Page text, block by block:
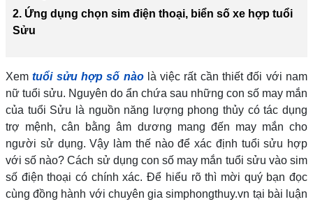
2. Ứng dụng chọn sim điện thoại, biển số xe hợp tuổi
Sửu
Xemtuổi sửu hợp số nàolà việc rất cần thiết đối với nam
nữ tuổi sửu. Nguyên do ẩn chứa sau những con số may mắn
của tuổi Sửu là nguồn năng lượng phong thủy có tác dụng
trợ mệnh, cân bằng âm dương mang đến may mắn cho
người sử dụng. Vậy làm thế nào để xác định tuổi sửu hợp
với số nào? Cách sử dụng con số may mắn tuổi sửu vào sim
số điện thoại có chính xác. Để hiểu rõ thì mời quý bạn đọc
cùng đồng hành với chuyên gia simphongthuy.vn tại bài luận